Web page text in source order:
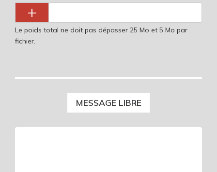
+
Le poids total ne doit pas dépasser 25 Mo et 5 Mo par
fichier.
MESSAGE LIBRE